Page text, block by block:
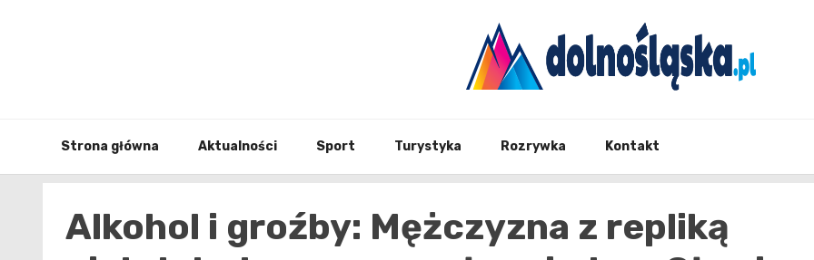
Strona główna Aktualności Sport Turystyka Rozrywka Kontakt
Alkohol i groźby: Mężczyzna z repliką